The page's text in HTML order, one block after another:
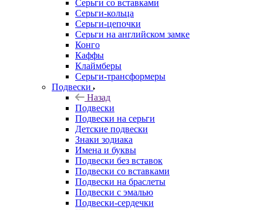
Серьги со вставками
Серьги-кольца
Серьги-цепочки
Серьги на английском замке
Конго
Каффы
Клаймберы
Серьги-трансформеры
Подвески
Назад
Подвески
Подвески на серьги
Детские подвески
Знаки зодиака
Имена и буквы
Подвески без вставок
Подвески со вставками
Подвески на браслеты
Подвески с эмалью
Подвески-сердечки